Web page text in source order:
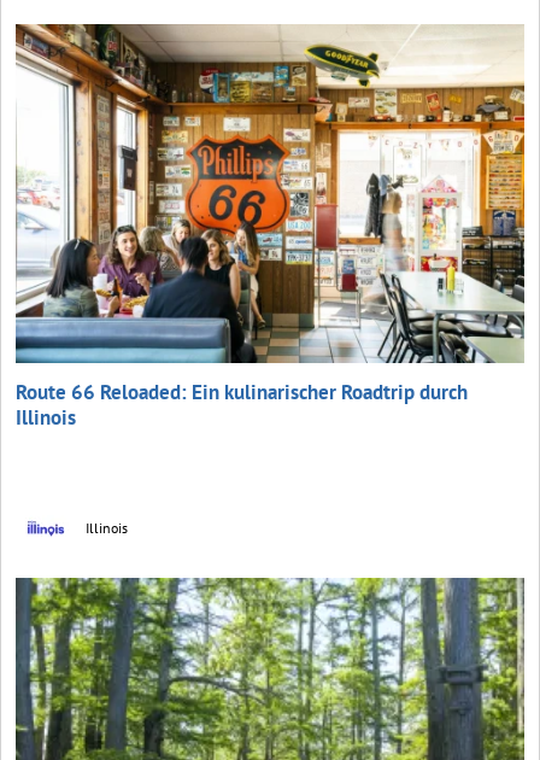
Route 66 Reloaded: Ein kulinarischer Roadtrip durch
Illinois
Illinois